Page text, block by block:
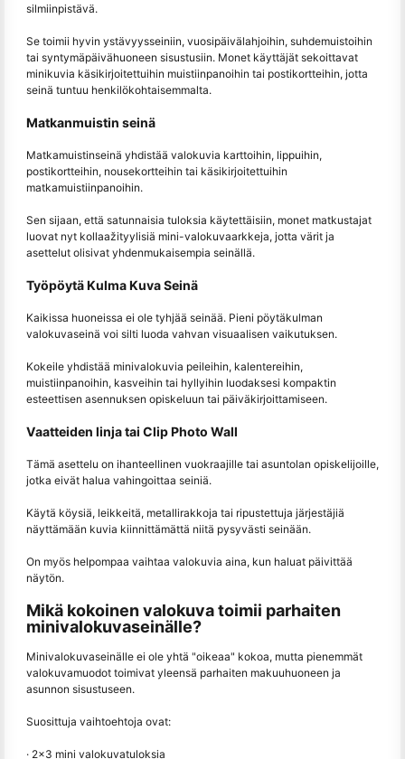
silmiinpistävä.
Se toimii hyvin ystävyysseiniin, vuosipäivälahjoihin, suhdemuistoihin
tai syntymäpäivähuoneen sisustusiin. Monet käyttäjät sekoittavat
minikuvia käsikirjoitettuihin muistiinpanoihin tai postikortteihin, jotta
seinä tuntuu henkilökohtaisemmalta.
Matkanmuistin seinä
Matkamuistinseinä yhdistää valokuvia karttoihin, lippuihin,
postikortteihin, nousekortteihin tai käsikirjoitettuihin
matkamuistiinpanoihin.
Sen sijaan, että satunnaisia tuloksia käytettäisiin, monet matkustajat
luovat nyt kollaažityylisiä mini-valokuvaarkkeja, jotta värit ja
asettelut olisivat yhdenmukaisempia seinällä.
Työpöytä Kulma Kuva Seinä
Kaikissa huoneissa ei ole tyhjää seinää. Pieni pöytäkulman
valokuvaseinä voi silti luoda vahvan visuaalisen vaikutuksen.
Kokeile yhdistää minivalokuvia peileihin, kalentereihin,
muistiinpanoihin, kasveihin tai hyllyihin luodaksesi kompaktin
esteettisen asennuksen opiskeluun tai päiväkirjoittamiseen.
Vaatteiden linja tai Clip Photo Wall
Tämä asettelu on ihanteellinen vuokraajille tai asuntolan opiskelijoille,
jotka eivät halua vahingoittaa seiniä.
Käytä köysiä, leikkeitä, metallirakkoja tai ripustettuja järjestäjiä
näyttämään kuvia kiinnittämättä niitä pysyvästi seinään.
On myös helpompaa vaihtaa valokuvia aina, kun haluat päivittää
näytön.
Mikä kokoinen valokuva toimii parhaiten
minivalokuvaseinälle?
Minivalokuvaseinälle ei ole yhtä "oikeaa" kokoa, mutta pienemmät
valokuvamuodot toimivat yleensä parhaiten makuuhuoneen ja
asunnon sisustuseen.
Suosittuja vaihtoehtoja ovat:
· 2×3 mini valokuvatuloksia